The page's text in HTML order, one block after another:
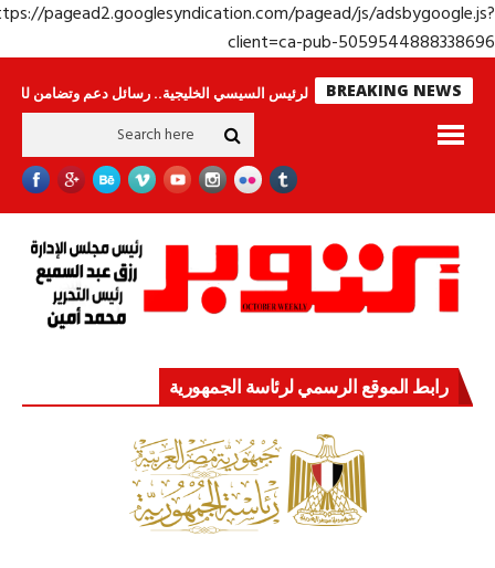
https://pagead2.googlesyndication.com/pagead/js/
client=ca-pub-
BREAKING NEWS
لا ينامون جولة الرئيس السيسي الخليجية.. رسائل دعم وتضامن للأشقاء
رابط الموقع الرسمي لرئاسة الجمهورية